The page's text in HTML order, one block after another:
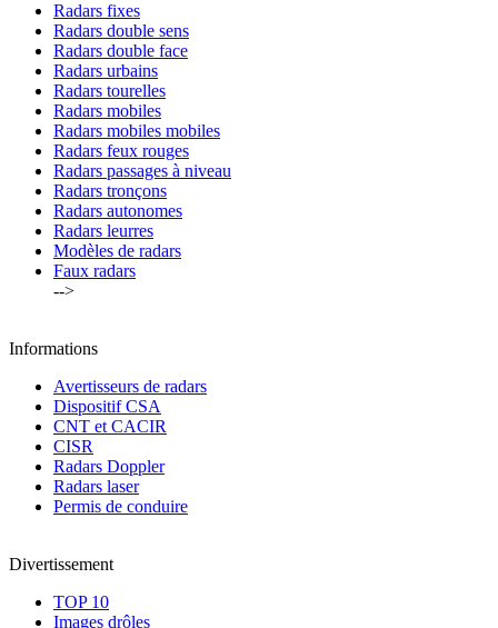
Radars fixes
Radars double sens
Radars double face
Radars urbains
Radars tourelles
Radars mobiles
Radars mobiles mobiles
Radars feux rouges
Radars passages à niveau
Radars tronçons
Radars autonomes
Radars leurres
Modèles de radars
Faux radars
-->
Informations
Avertisseurs de radars
Dispositif CSA
CNT et CACIR
CISR
Radars Doppler
Radars laser
Permis de conduire
Divertissement
TOP 10
Images drôles